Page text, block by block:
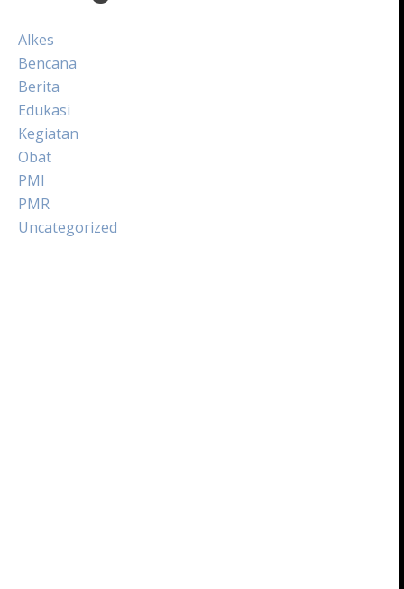
Alkes
Bencana
Berita
Edukasi
Kegiatan
Obat
PMI
PMR
Uncategorized